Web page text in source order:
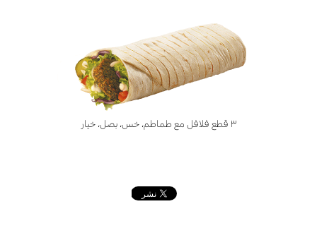
٣ قطع فلافل مع طماطم، خس، بصل، خيار